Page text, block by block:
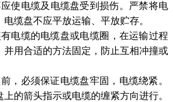
不应使电缆及电缆盘受到损伤。严禁将电
缆盘不应平放运输、平放贮存。
电缆的电缆盘或电缆圈，在运输过程
，并用合适的方法固定，防止互相冲撞或
，必须保证电缆盘牢固，电缆绕紧。
的箭头指示或电缆的缠紧方向进行。